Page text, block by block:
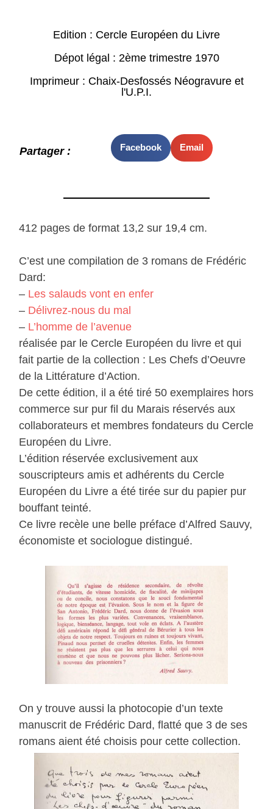
Edition : Cercle Européen du Livre
Dépot légal : 2ème trimestre 1970
Imprimeur : Chaix-Desfossés Néogravure et
l'U.P.I.
Partager : Facebook Email
412 pages de format 13,2 sur 19,4 cm.
C’est une compilation de 3 romans de Frédéric
Dard:
– Les salauds vont en enfer
– Délivrez-nous du mal
– L’homme de l’avenue
réalisée par le Cercle Européen du livre et qui
fait partie de la collection : Les Chefs d’Oeuvre
de la Littérature d’Action.
De cette édition, il a été tiré 50 exemplaires hors
commerce sur pur fil du Marais réservés aux
collaborateurs et membres fondateurs du Cercle
Européen du Livre.
L’édition réservée exclusivement aux
souscripteurs amis et adhérents du Cercle
Européen du Livre a été tirée sur du papier pur
bouffant teinté.
Ce livre recèle une belle préface d’Alfred Sauvy,
économiste et sociologue distingué.
On y trouve aussi la photocopie d’un texte
manuscrit de Frédéric Dard, flatté que 3 de ses
romans aient été choisis pour cette collection.